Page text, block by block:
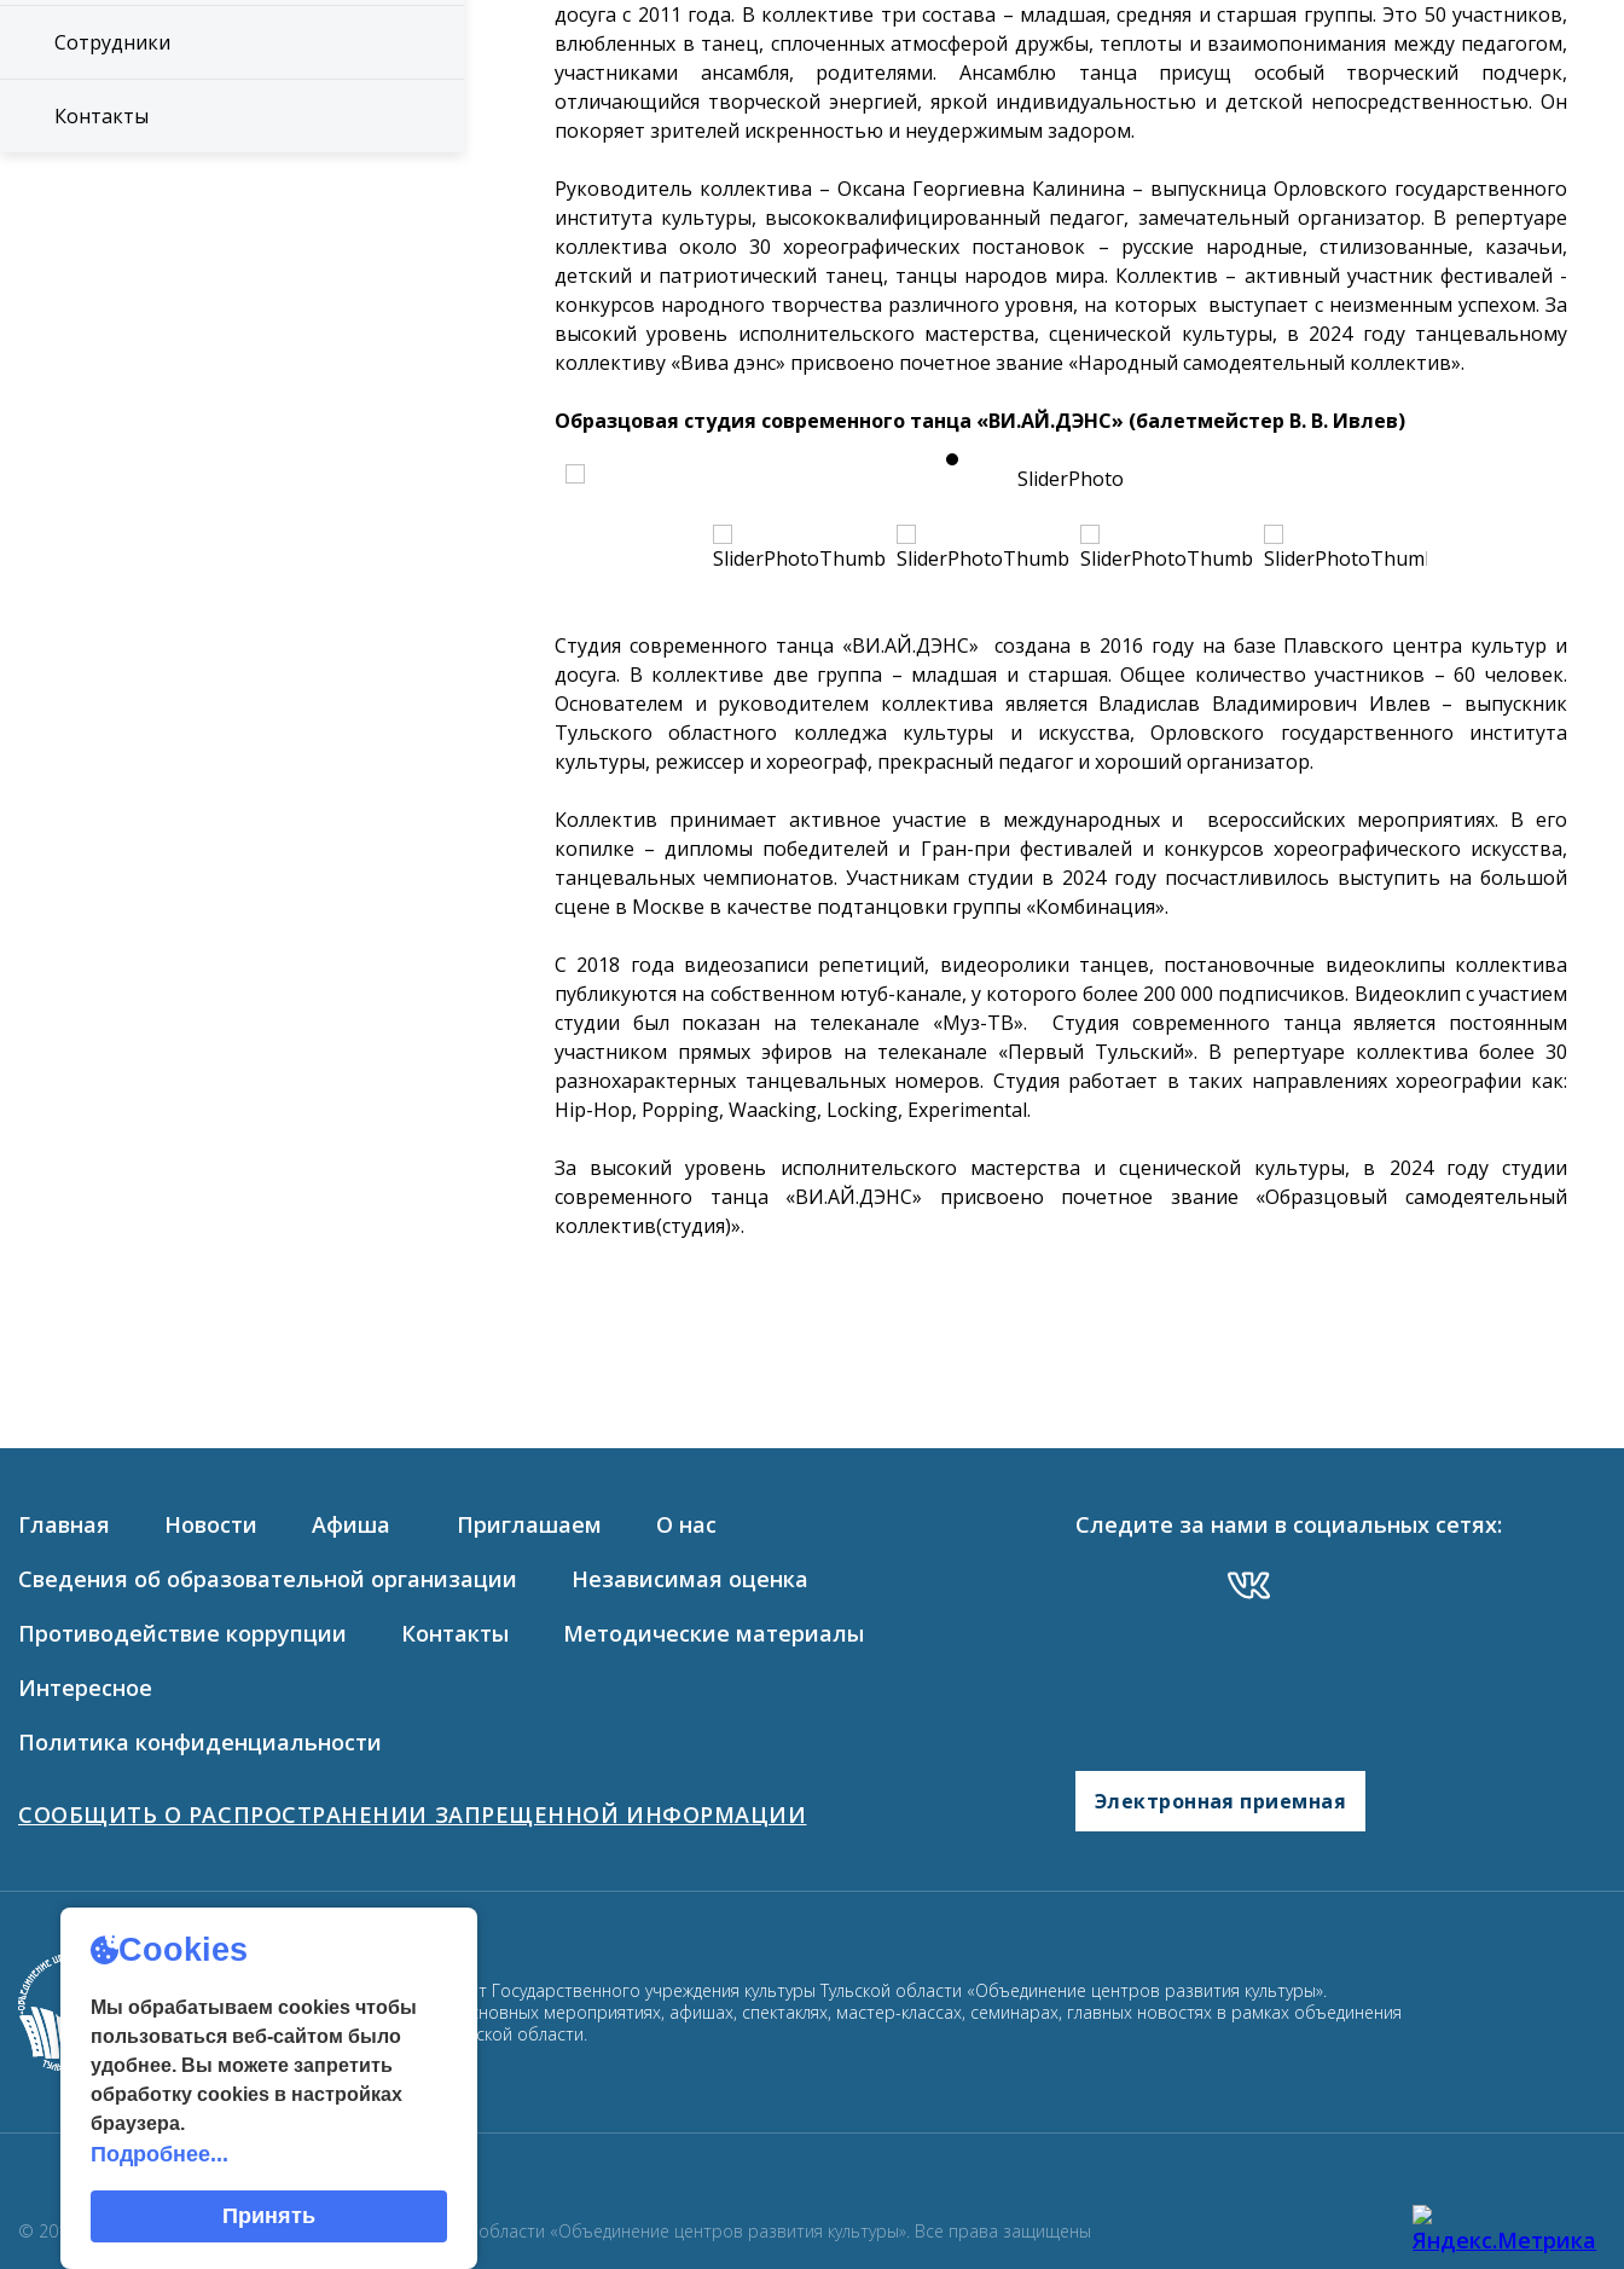
Сотрудники
Контакты
досуга с 2011 года. В коллективе три состава – младшая, средняя и старшая группы. Это 50 участников,
влюбленных в танец, сплоченных атмосферой дружбы, теплоты и взаимопонимания между педагогом,
участниками ансамбля, родителями. Ансамблю танца присущ особый творческий подчерк,
отличающийся творческой энергией, яркой индивидуальностью и детской непосредственностью. Он
покоряет зрителей искренностью и неудержимым задором.
Руководитель коллектива – Оксана Георгиевна Калинина – выпускница Орловского государственного
института культуры, высококвалифицированный педагог, замечательный организатор. В репертуаре
коллектива около 30 хореографических постановок – русские народные, стилизованные, казачьи,
детский и патриотический танец, танцы народов мира. Коллектив – активный участник фестивалей -
конкурсов народного творчества различного уровня, на которых выступает с неизменным успехом. За
высокий уровень исполнительского мастерства, сценической культуры, в 2024 году танцевальному
коллективу «Вива дэнс» присвоено почетное звание «Народный самодеятельный коллектив».
Образцовая студия современного танца «ВИ.АЙ.ДЭНС» (балетмейстер В. В. Ивлев)
Студия современного танца «ВИ.АЙ.ДЭНС» создана в 2016 году на базе Плавского центра культур и
досуга. В коллективе две группа – младшая и старшая. Общее количество участников – 60 человек.
Основателем и руководителем коллектива является Владислав Владимирович Ивлев – выпускник
Тульского областного колледжа культуры и искусства, Орловского государственного института
культуры, режиссер и хореограф, прекрасный педагог и хороший организатор.
Коллектив принимает активное участие в международных и всероссийских мероприятиях. В его
копилке – дипломы победителей и Гран-при фестивалей и конкурсов хореографического искусства,
танцевальных чемпионатов. Участникам студии в 2024 году посчастливилось выступить на большой
сцене в Москве в качестве подтанцовки группы «Комбинация».
С 2018 года видеозаписи репетиций, видеоролики танцев, постановочные видеоклипы коллектива
публикуются на собственном ютуб-канале, у которого более 200 000 подписчиков. Видеоклип с участием
студии был показан на телеканале «Муз-ТВ». Студия современного танца является постоянным
участником прямых эфиров на телеканале «Первый Тульский». В репертуаре коллектива более 30
разнохарактерных танцевальных номеров. Студия работает в таких направлениях хореографии как:
Hip-Hop, Popping, Waacking, Locking, Experimental.
За высокий уровень исполнительского мастерства и сценической культуры, в 2024 году студии
современного танца «ВИ.АЙ.ДЭНС» присвоено почетное звание «Образцовый самодеятельный
коллектив(студия)».
Главная Новости Афиша Приглашаем
О нас
Сведения об образовательной организации
Независимая оценка
Противодействие коррупции
Контакты
Методические материалы
Интересное
Политика конфиденциальности
Следите за нами в социальных сетях:
СООБЩИТЬ О РАСПРОСТРАНЕНИИ ЗАПРЕЩЕННОЙ ИНФОРМАЦИИ Электронная приемная
ГУК ТО «ОЦРК» - официальный сайт Государственного учреждения культуры Тульской области «Объединение центров развития культуры».
Здесь собрана информация об основных мероприятиях, афишах, спектаклях, мастер-классах, семинарах, главных новостях в рамках объединения
центров развития культуры в Тульской области.
© 2019 Государственное учреждение культуры Тульской области «Объединение центров развития культуры». Все права защищены
Cookies
Мы обрабатываем cookies чтобы
пользоваться веб-сайтом было
удобнее. Вы можете запретить
обработку сookies в настройках
браузера.
Подробнее...
Принять